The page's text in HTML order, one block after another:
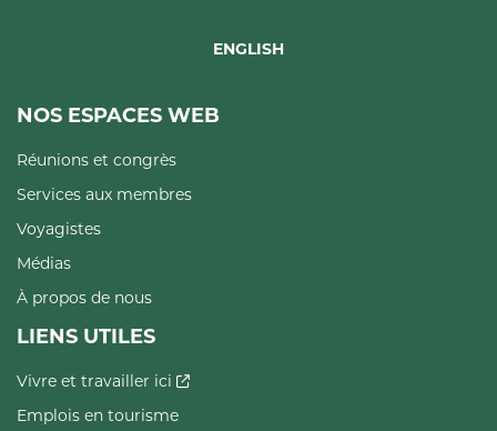
ENGLISH
NOS ESPACES WEB
Réunions et congrès
Services aux membres
Voyagistes
Médias
À propos de nous
LIENS UTILES
Vivre et travailler ici
Emplois en tourisme